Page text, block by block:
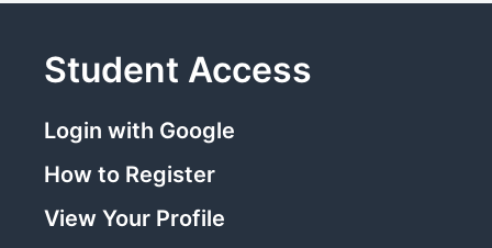
Student Access
Login with Google
How to Register
View Your Profile